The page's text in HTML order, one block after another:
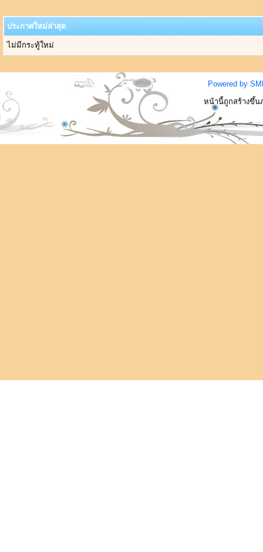
ประกาศใหม่ล่าสุด
ไม่มีกระทู้ใหม่
Powered by
หน้านี้ถูกสร้างขึ้น